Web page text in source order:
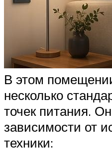
В этом
несколько
точек питания.
зависимости от
техники: